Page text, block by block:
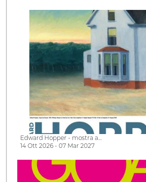
Edward Hopper - mostra a…
14 Ott 2026 - 07 Mar 2027